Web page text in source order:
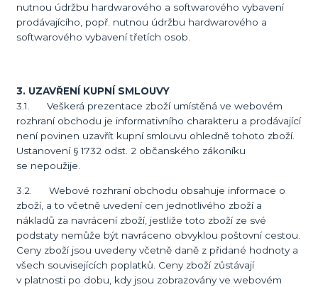
nutnou údržbu hardwarového a softwarového vybavení
prodávajícího, popř. nutnou údržbu hardwarového a
softwarového vybavení třetích osob.
3. UZAVŘENÍ KUPNÍ SMLOUVY
3.1. Veškerá prezentace zboží umístěná ve webovém
rozhraní obchodu je informativního charakteru a prodávající
není povinen uzavřít kupní smlouvu ohledně tohoto zboží.
Ustanovení § 1732 odst. 2 občanského zákoníku
se nepoužije.
3.2. Webové rozhraní obchodu obsahuje informace o
zboží, a to včetně uvedení cen jednotlivého zboží a
nákladů za navrácení zboží, jestliže toto zboží ze své
podstaty nemůže být navráceno obvyklou poštovní cestou.
Ceny zboží jsou uvedeny včetně daně z přidané hodnoty a
všech souvisejících poplatků. Ceny zboží zůstávají
v platnosti po dobu, kdy jsou zobrazovány ve webovém